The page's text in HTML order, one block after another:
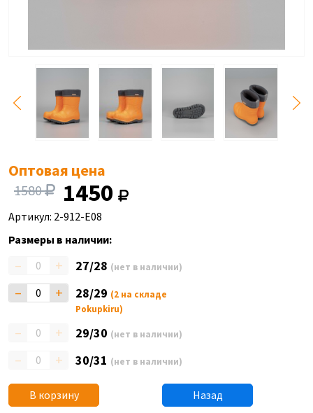
Оптовая цена
1580 1450
Артикул: 2-912-E08
Размеры в наличии:
– + 27/28 (нет в наличии)
– + 28/29 (2 на складе
Pokupkiru)
– + 29/30 (нет в наличии)
– + 30/31 (нет в наличии)
В корзину Назад